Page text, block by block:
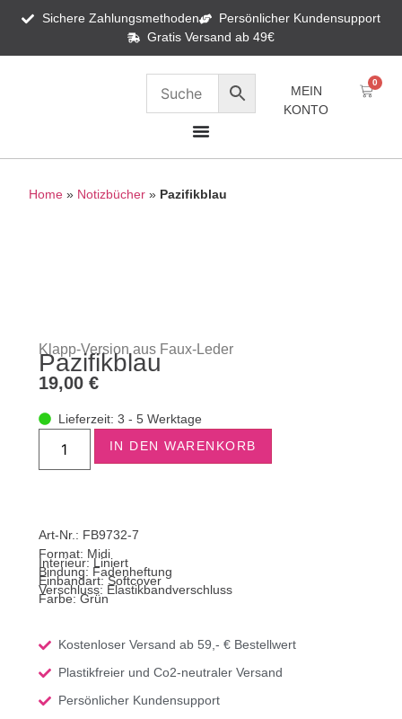
Sichere Zahlungsmethoden
Persönlicher Kundensupport
Gratis Versand ab 49€
MEIN
KONTO
0
Home » Notizbücher » Pazifikblau
Klapp-Version aus Faux-Leder
Pazifikblau
19,00 €
Lieferzeit: 3 - 5 Werktage
IN DEN WARENKORB
Art-Nr.: FB9732-7
Format: Midi
Interieur: Liniert
Bindung: Fadenheftung
Einbandart: Softcover
Verschluss: Elastikbandverschluss
Farbe: Grün
Kostenloser Versand ab 59,- € Bestellwert
Plastikfreier und Co2-neutraler Versand
Persönlicher Kundensupport